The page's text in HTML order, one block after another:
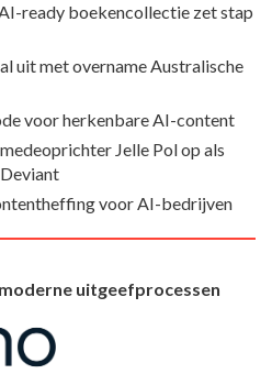
ready boekencollectie zet stap
uit met overname Australische
voor herkenbare AI-content
Jelle Pol op als
voor AI-bedrijven
uitgeefprocessen